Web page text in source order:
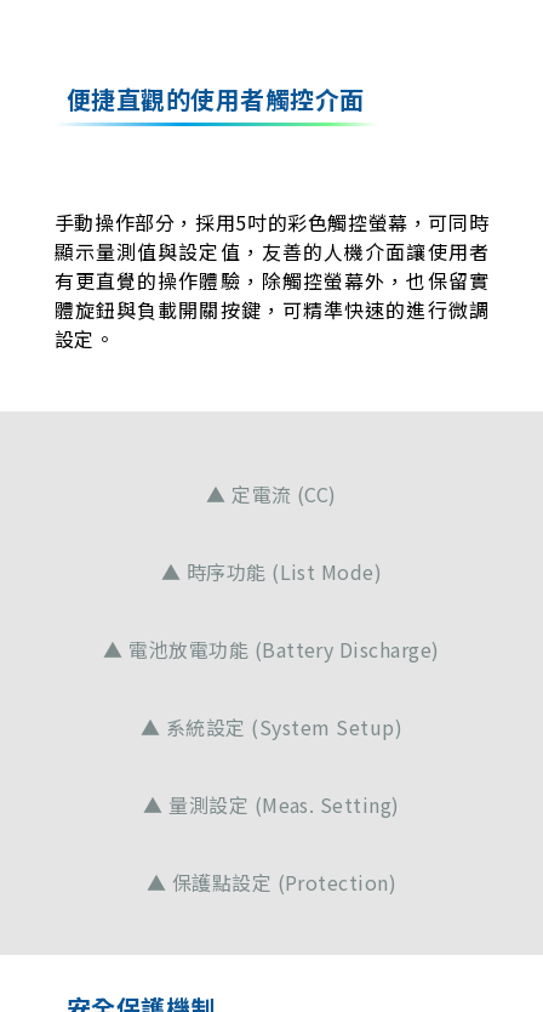
便捷直觀的使用者觸控介面
手動操作部分，採用5吋的彩色觸控螢幕，可同時
顯示量測值與設定值，友善的人機介面讓使用者
有更直覺的操作體驗，除觸控螢幕外，也保留實
體旋鈕與負載開關按鍵，可精準快速的進行微調
設定。
▲ 定電流 (CC)
▲ 時序功能 (List Mode)
▲ 電池放電功能 (Battery Discharge)
▲ 系統設定 (System Setup)
▲ 量測設定 (Meas. Setting)
▲ 保護點設定 (Protection)